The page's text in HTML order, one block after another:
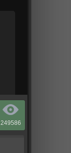
249586